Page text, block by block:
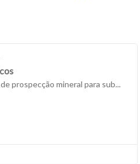
prospecção mineral para sub...